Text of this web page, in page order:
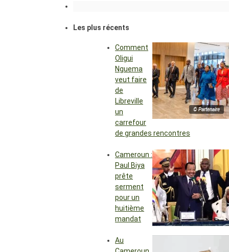
Les plus récents
© Partenaire
Comment
Oligui
Nguema
veut faire
de
Libreville
un
carrefour
de grandes rencontres
Cameroun :
Paul Biya
prête
serment
pour un
huitième
mandat
Au